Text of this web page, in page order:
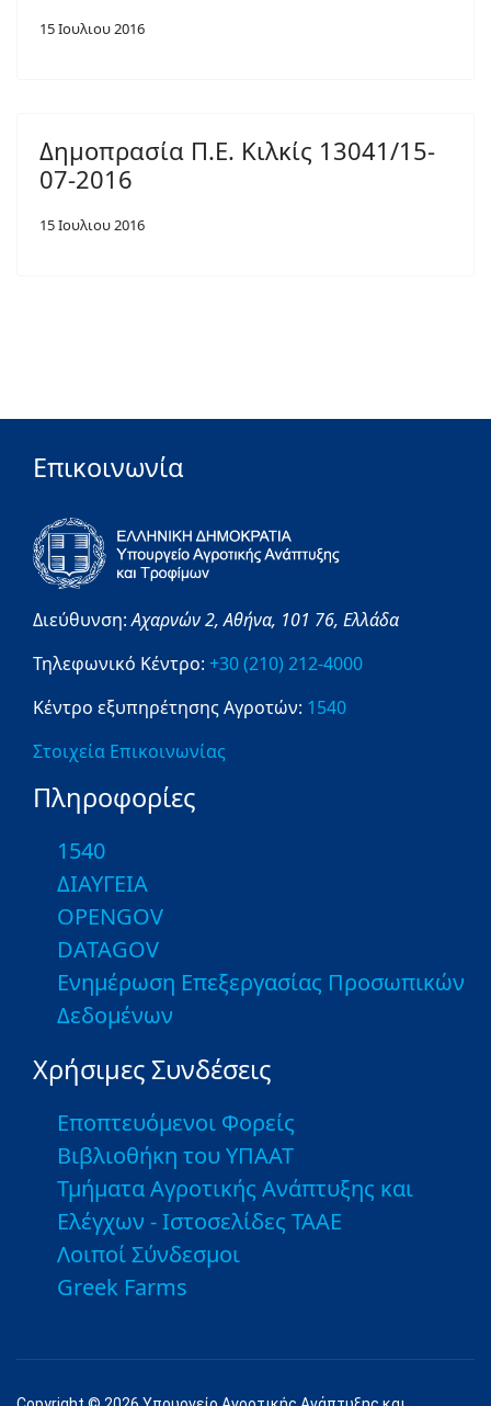
15 Ιουλιου 2016
Δημοπρασία Π.Ε. Κιλκίς 13041/15-
07-2016
15 Ιουλιου 2016
Επικοινωνία
Διεύθυνση:Αχαρνών 2,Αθήνα, 101 76, Ελλάδα
Τηλεφωνικό Κέντρο: +30 (210) 212-4000
Κέντρο εξυπηρέτησης Αγροτών: 1540
Στοιχεία Επικοινωνίας
Πληροφορίες
1540
ΔΙΑΥΓΕΙΑ
OPENGOV
DATAGOV
Ενημέρωση Επεξεργασίας Προσωπικών
Δεδομένων
Χρήσιμες Συνδέσεις
Εποπτευόμενοι Φορείς
Βιβλιοθήκη του ΥΠΑΑΤ
Τμήματα Αγροτικής Ανάπτυξης και
Ελέγχων - Ιστοσελίδες ΤΑΑΕ
Λοιποί Σύνδεσμοι
Greek Farms